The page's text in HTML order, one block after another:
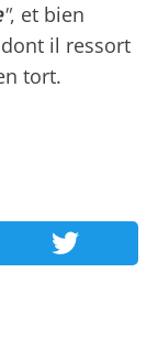
", et bien
il ressort
tort.